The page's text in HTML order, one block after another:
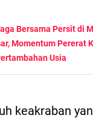
Bersama Persit di
Momentum Pererat
Usia
keakraban